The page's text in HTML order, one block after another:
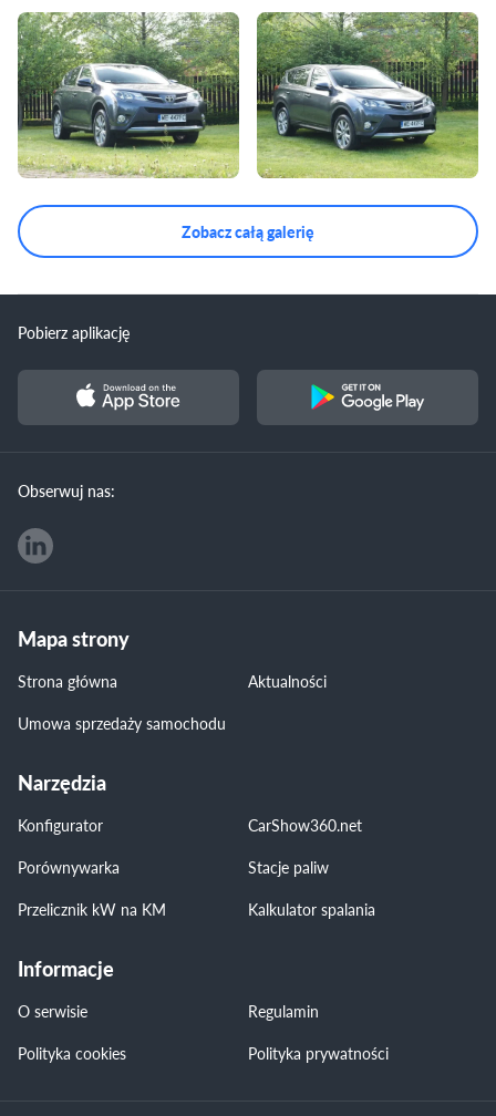
Zobacz całą galerię
Pobierz aplikację
Obserwuj nas:
Mapa strony
Strona główna
Aktualności
Umowa sprzedaży samochodu
Narzędzia
Konfigurator
CarShow360.net
Porównywarka
Stacje paliw
Przelicznik kW na KM
Kalkulator spalania
Informacje
O serwisie
Regulamin
Polityka cookies
Polityka prywatności